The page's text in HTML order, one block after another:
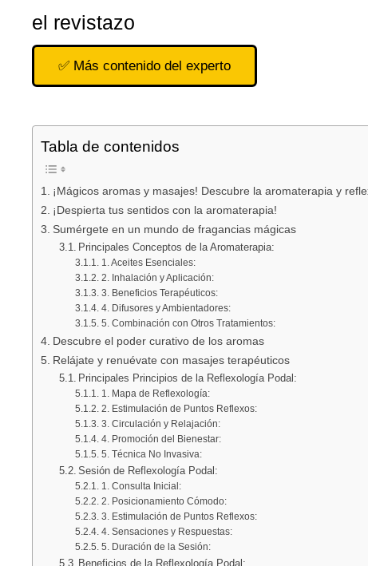
el revistazo
✅ Más contenido del experto
Tabla de contenidos
¡Mágicos aromas y masajes! Descubre la aromaterapia y
¡Despierta tus sentidos con la aromaterapia!
Sumérgete en un mundo de fragancias mágicas
Principales Conceptos de la Aromaterapia:
1. Aceites Esenciales:
2. Inhalación y Aplicación:
3. Beneficios Terapéuticos:
4. Difusores y Ambientadores:
5. Combinación con Otros Tratamientos:
Descubre el poder curativo de los aromas
Relájate y renuévate con masajes terapéuticos
Principales Principios de la Reflexología Podal:
1. Mapa de Reflexología:
2. Estimulación de Puntos Reflexos:
3. Circulación y Relajación:
4. Promoción del Bienestar:
5. Técnica No Invasiva:
Sesión de Reflexología Podal:
1. Consulta Inicial:
2. Posicionamiento Cómodo:
3. Estimulación de Puntos Reflexos:
4. Sensaciones y Respuestas:
5. Duración de la Sesión:
Beneficios de la Reflexología Podal: